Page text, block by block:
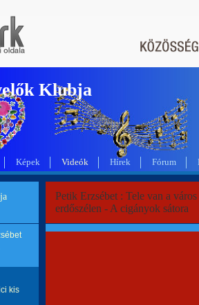
Klubja
Képek Videók Hírek Fórum
kis
Petik Erzsébet : Tele van a
erdőszélen - A cigányok sátora